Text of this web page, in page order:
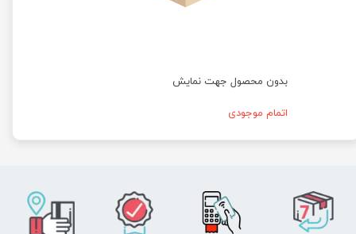
بدون محصول جهت نمایش
اتمام موجودی